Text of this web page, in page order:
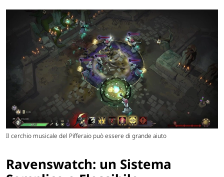
Il cerchio musicale del Pifferaio può essere di grande aiuto
Ravenswatch: un Sistema